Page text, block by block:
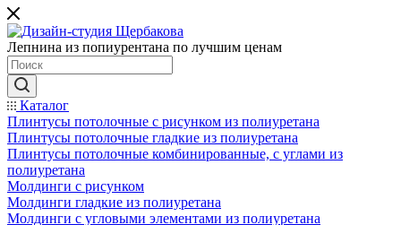
Лепнина из попиурентана по лучшим ценам
Каталог
Плинтусы потолочные с рисунком из полиуретана
Плинтусы потолочные гладкие из полиуретана
Плинтусы потолочные комбинированные, с углами из
полиуретана
Молдинги c рисунком
Молдинги гладкие из полиуретана
Молдинги с угловыми элементами из полиуретана